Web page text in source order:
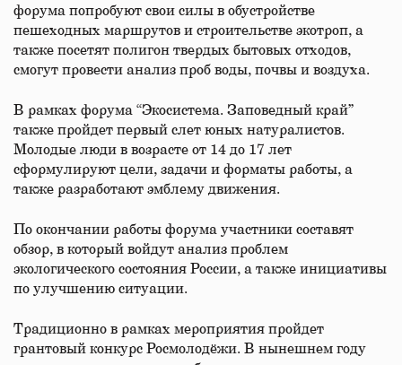
форума попробуют свои силы в обустройстве
пешеходных маршрутов и строительстве экотроп, а
также посетят полигон твердых бытовых отходов,
смогут провести анализ проб воды, почвы и воздуха.
В рамках форума “Экосистема. Заповедный край”
также пройдет первый слет юных натуралистов.
Молодые люди в возрасте от 14 до 17 лет
сформулируют цели, задачи и форматы работы, а
также разработают эмблему движения.
По окончании работы форума участники составят
обзор, в который войдут анализ проблем
экологического состояния России, а также инициативы
по улучшению ситуации.
Традиционно в рамках мероприятия пройдет
грантовый конкурс Росмолодёжи. В нынешнем году